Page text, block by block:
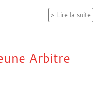
Lire la suite
Arbitre